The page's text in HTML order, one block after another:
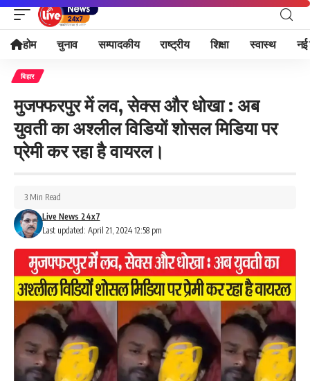
होम चुनाव सम्पादकीय राष्ट्रीय शिक्षा स्वास्थ नई
बिहार
मुजफ्फरपुर में लव, सेक्स और धोखा : अब
युवती का अश्लील विडियों शोसल मिडिया पर
प्रेमी कर रहा है वायरल।
Last updated: April 21, 2024 12:58 pm
Live News 24x7
3 Min Read